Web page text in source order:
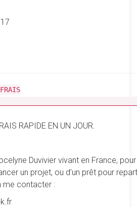
RAPIDE EN UN JOUR.
Duvivier vivant en France,
un projet, ou d’un prêt pour
me contacter :